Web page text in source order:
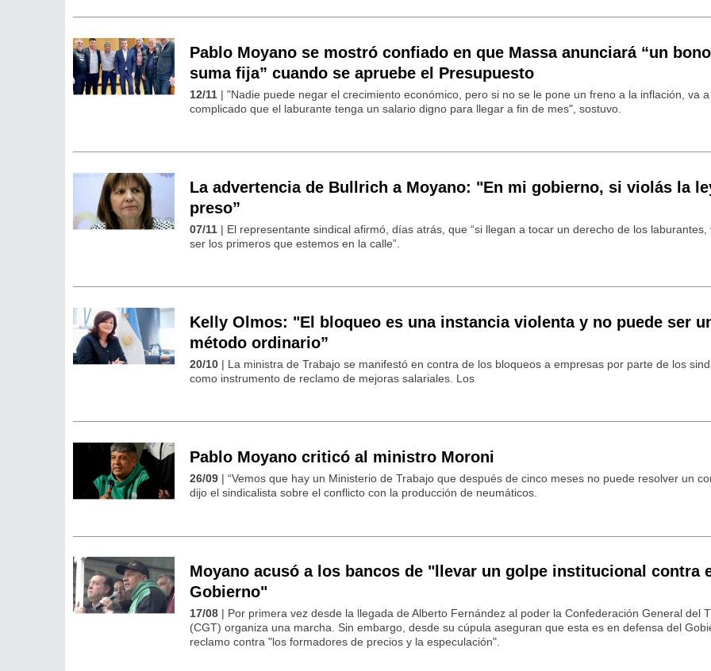
Pablo Moyano se mostró confiado en que Massa anunciará “un
suma fija” cuando se apruebe el Presupuesto
12/11 | "Nadie puede negar el crecimiento económico, pero si no se le pone un freno a la inflación, va
complicado que el laburante tenga un salario digno para llegar a fin de mes", sostuvo.
La advertencia de Bullrich a Moyano: "En mi gobierno, si violás la
preso”
07/11 | El representante sindical afirmó, días atrás, que “si llegan a tocar un derecho de los laburantes,
ser los primeros que estemos en la calle”.
Kelly Olmos: "El bloqueo es una instancia violenta y no puede ser
método ordinario”
20/10 | La ministra de Trabajo se manifestó en contra de los bloqueos a empresas por parte de los
como instrumento de reclamo de mejoras salariales. Los
Pablo Moyano criticó al ministro Moroni
26/09 | “Vemos que hay un Ministerio de Trabajo que después de cinco meses no puede resolver un
dijo el sindicalista sobre el conflicto con la producción de neumáticos.
Moyano acusó a los bancos de "llevar un golpe institucional contra
Gobierno"
17/08 | Por primera vez desde la llegada de Alberto Fernández al poder la Confederación General del
(CGT) organiza una marcha. Sin embargo, desde su cúpula aseguran que esta es en defensa del
reclamo contra "los formadores de precios y la especulación".